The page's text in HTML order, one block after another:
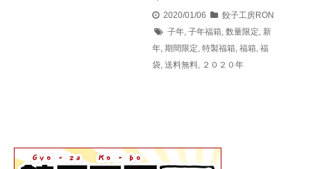
2020/01/06
餃子工房RON
子年 子年福箱 数量限定 新
年 期間限定 特製福箱 福箱 福
袋 送料無料 ２０２０年